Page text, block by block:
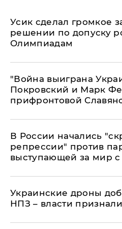
Усик сделал громкое
решении по допуску
Олимпиадам
"Война выиграна
Покровский и Марк
прифронтовой
В России начались
репрессии" против
выступающей за мир
Украинские дроны
НПЗ – власти